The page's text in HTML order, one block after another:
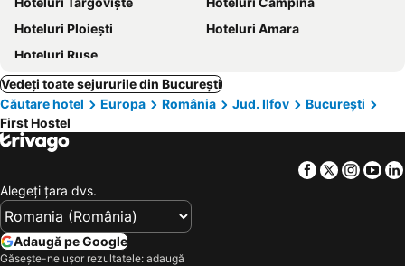
Hoteluri Ploiești
Hoteluri Amara
Hoteluri Ruse
Vedeți toate sejururile din București
Căutare hotel
Europa România Jud. Ilfov
București
First Hostel
Facebook
Twitter
Alegeţi ţara dvs.
Adaugă pe Google
Găsește-ne ușor rezultatele: adaugă